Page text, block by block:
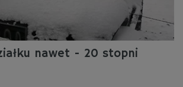
nawet - 20 stopni